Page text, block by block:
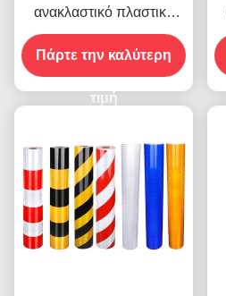
ανακλαστικό πλαστικό
φύλλο Πρισματικό EGP
ανακλαστικό φύλλο
βινυλίου
Πάρτε την καλύτερη
τιμή